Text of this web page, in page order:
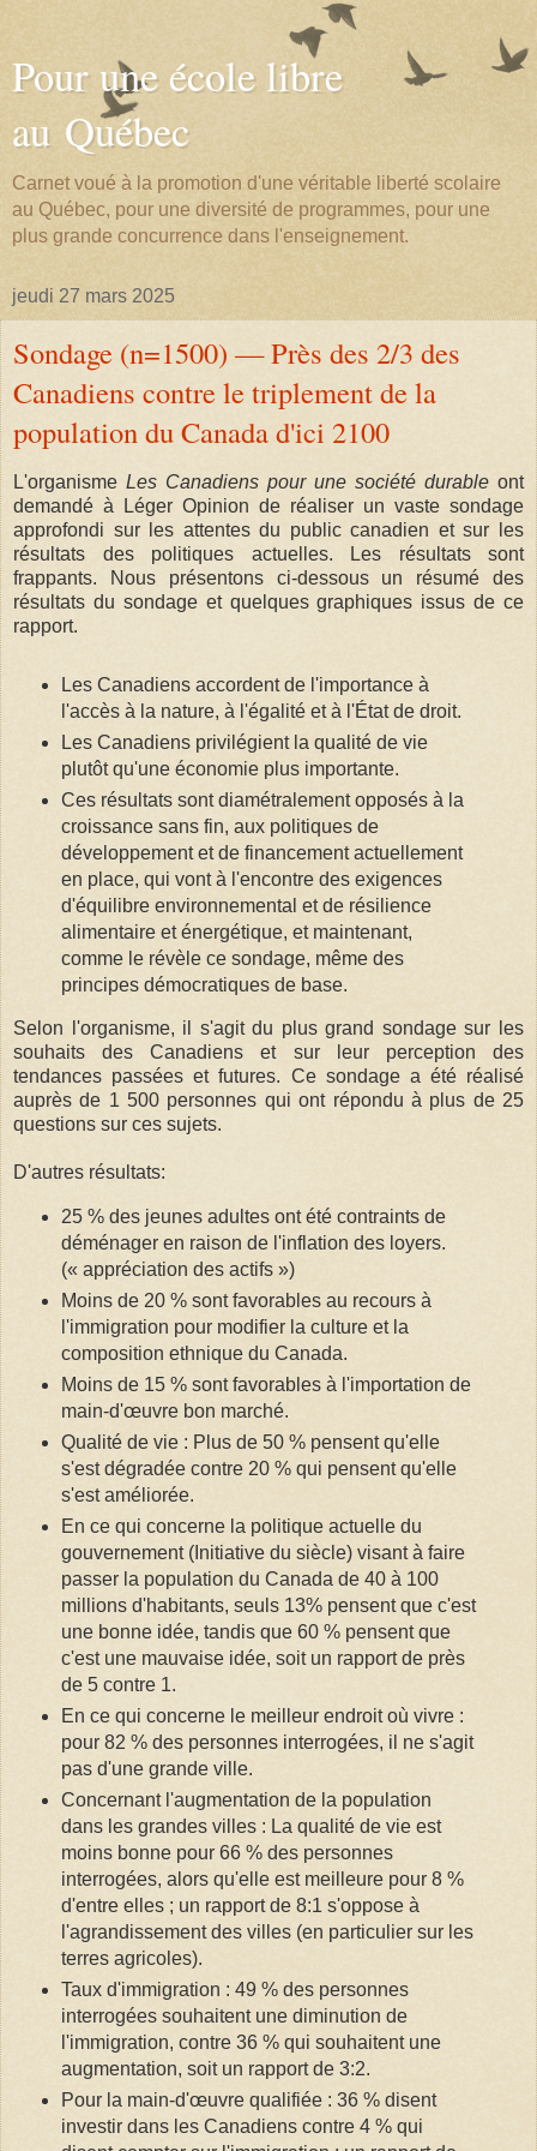
Pour une école libre
au Québec
Carnet voué à la promotion d'une véritable liberté scolaire
au Québec, pour une diversité de programmes, pour une
plus grande concurrence dans l'enseignement.
jeudi 27 mars 2025
Sondage (n=1500) — Près des 2/3 des
Canadiens contre le triplement de la
population du Canada d'ici 2100
L'organisme Les Canadiens pour une société durable ont
demandé à Léger Opinion de réaliser un vaste sondage
approfondi sur les attentes du public canadien et sur les
résultats des politiques actuelles. Les résultats sont
frappants. Nous présentons ci-dessous un résumé des
résultats du sondage et quelques graphiques issus de ce
rapport.
Les Canadiens accordent de l'importance à
l'accès à la nature, à l'égalité et à l'État de droit.
Les Canadiens privilégient la qualité de vie
plutôt qu'une économie plus importante.
Ces résultats sont diamétralement opposés à la
croissance sans fin, aux politiques de
développement et de financement actuellement
en place, qui vont à l'encontre des exigences
d'équilibre environnemental et de résilience
alimentaire et énergétique, et maintenant,
comme le révèle ce sondage, même des
principes démocratiques de base.
Selon l'organisme, il s'agit du plus grand sondage sur les
souhaits des Canadiens et sur leur perception des
tendances passées et futures. Ce sondage a été réalisé
auprès de 1 500 personnes qui ont répondu à plus de 25
questions sur ces sujets.
D'autres résultats:
25 % des jeunes adultes ont été contraints de
déménager en raison de l'inflation des loyers.
(« appréciation des actifs »)
Moins de 20 % sont favorables au recours à
l'immigration pour modifier la culture et la
composition ethnique du Canada.
Moins de 15 % sont favorables à l'importation de
main-d'œuvre bon marché.
Qualité de vie : Plus de 50 % pensent qu'elle
s'est dégradée contre 20 % qui pensent qu'elle
s'est améliorée.
En ce qui concerne la politique actuelle du
gouvernement (Initiative du siècle) visant à faire
passer la population du Canada de 40 à 100
millions d'habitants, seuls 13% pensent que c'est
une bonne idée, tandis que 60 % pensent que
c'est une mauvaise idée, soit un rapport de près
de 5 contre 1.
En ce qui concerne le meilleur endroit où vivre :
pour 82 % des personnes interrogées, il ne s'agit
pas d'une grande ville.
Concernant l'augmentation de la population
dans les grandes villes : La qualité de vie est
moins bonne pour 66 % des personnes
interrogées, alors qu'elle est meilleure pour 8 %
d'entre elles ; un rapport de 8:1 s'oppose à
l'agrandissement des villes (en particulier sur les
terres agricoles).
Taux d'immigration : 49 % des personnes
interrogées souhaitent une diminution de
l'immigration, contre 36 % qui souhaitent une
augmentation, soit un rapport de 3:2.
Pour la main-d'œuvre qualifiée : 36 % disent
investir dans les Canadiens contre 4 % qui